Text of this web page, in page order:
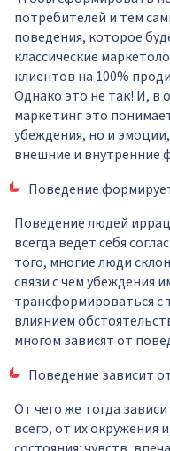
потребителей и тем
поведения, которое
классические
клиентов на 100%
Однако это не так! И, в
маркетинг это
убеждения, но и
внешние и внутренние
Поведение
Поведение людей
всегда ведет себя
того, многие люди
связи с чем убеждения
трансформироваться с
влиянием
многом зависят от
Поведение зависит
От чего же тогда
всего, от их окружения